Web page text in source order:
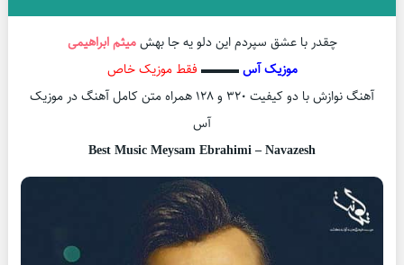
چقدر با عشق سپردم این دلو یه جا بهشمیثم ابراهیمی
موزیک آس▬▬▬ فقط موزیک خاص
آهنگ نوازش با دو کیفیت ۳۲۰ و ۱۲۸ همراه متن کامل آهنگ در موزیک
آس
Best Music Meysam Ebrahimi – Navazesh